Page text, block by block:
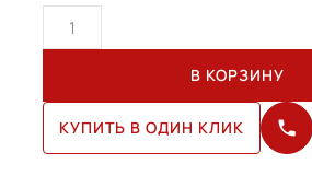
товара
(R17)
(HA-
В КОРЗИНУ
КУПИТЬ В ОДИН КЛИК